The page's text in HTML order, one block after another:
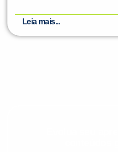
Leia mais...